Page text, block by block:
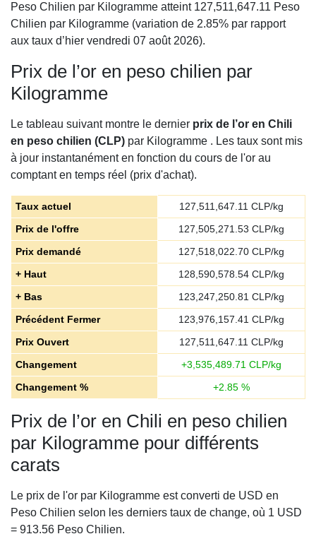
Peso Chilien par Kilogramme atteint 127,511,647.11 Peso
Chilien par Kilogramme (variation de 2.85% par rapport
aux taux d’hier vendredi 07 août 2026).
Prix de l’or en peso chilien par
Kilogramme
Le tableau suivant montre le dernier prix de l’or en Chili
en peso chilien (CLP) par Kilogramme . Les taux sont mis
à jour instantanément en fonction du cours de l'or au
comptant en temps réel (prix d'achat).
Taux actuel 127,511,647.11 CLP/kg
Prix de l'offre
127,505,271.53 CLP/kg
Prix demandé
127,518,022.70 CLP/kg
+ Haut
128,590,578.54 CLP/kg
+ Bas
123,247,250.81 CLP/kg
Précédent Fermer
123,976,157.41 CLP/kg
Prix ​​Ouvert
127,511,647.11 CLP/kg
Changement
+3,535,489.71 CLP/kg
Changement %
+2.85 %
Prix de l’or en Chili en peso chilien
par Kilogramme pour différents
carats
Le prix de l'or par Kilogramme est converti de USD en
Peso Chilien selon les derniers taux de change, où 1 USD
= 913.56 Peso Chilien.